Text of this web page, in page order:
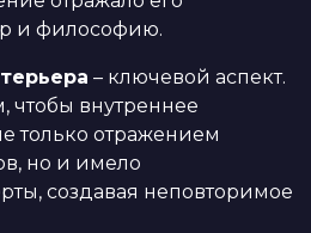
и философию.
– ключевой аспект.
чтобы внутреннее
только отражением
но и имело
создавая неповторимое